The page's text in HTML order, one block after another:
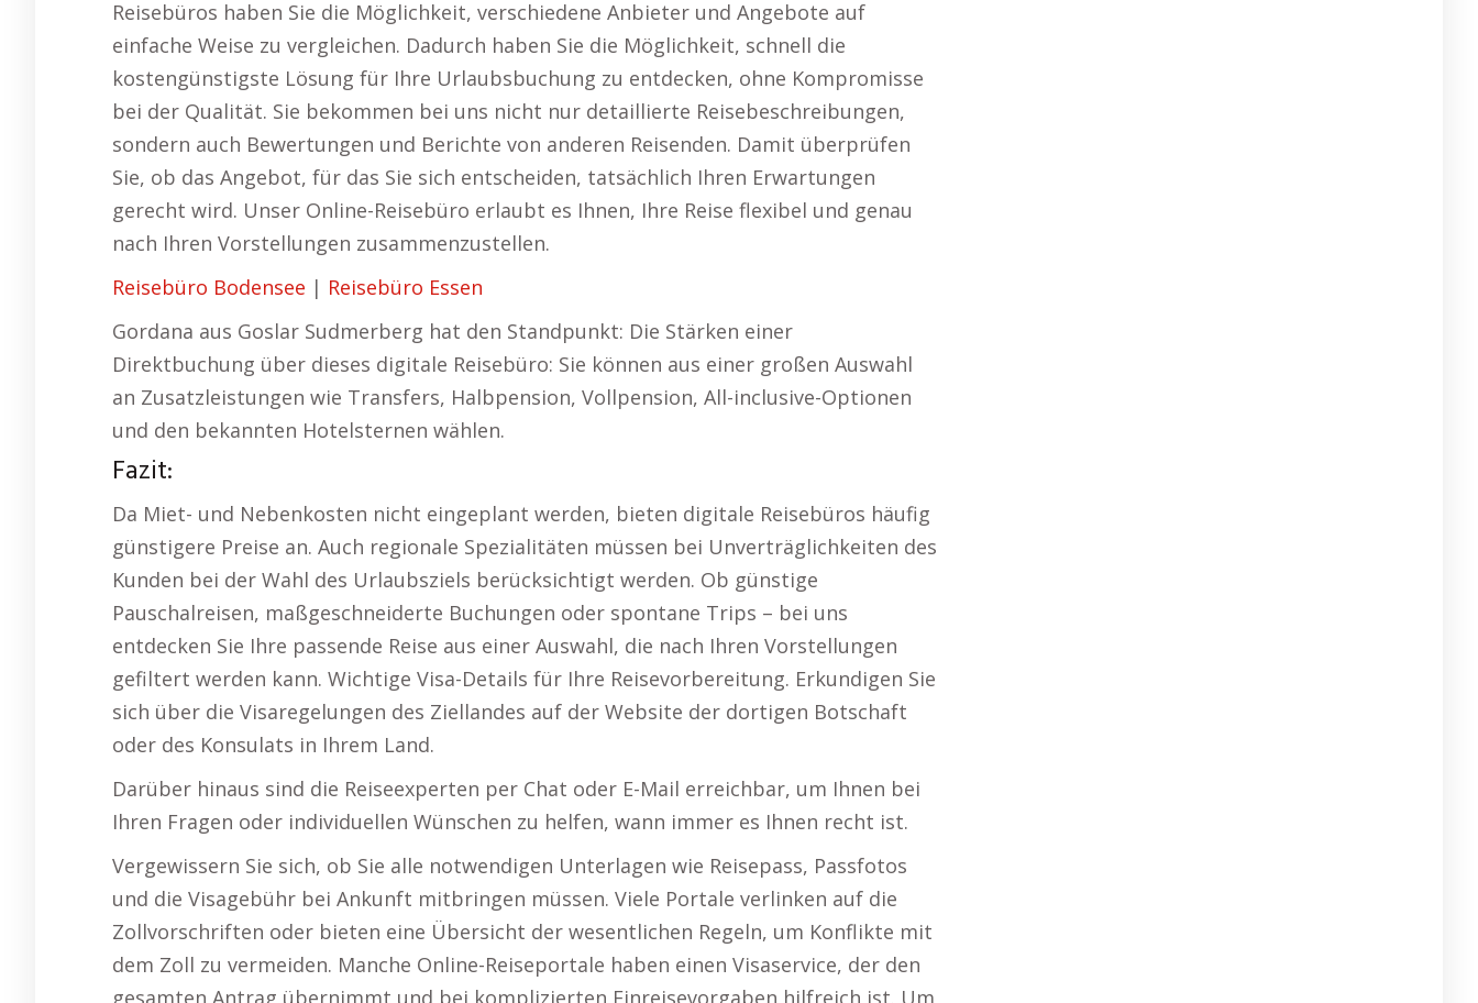
Reisebüros haben Sie die Möglichkeit, verschiedene Anbieter und Angebote auf
einfache Weise zu vergleichen. Dadurch haben Sie die Möglichkeit, schnell die
kostengünstigste Lösung für Ihre Urlaubsbuchung zu entdecken, ohne Kompromisse
bei der Qualität. Sie bekommen bei uns nicht nur detaillierte Reisebeschreibungen,
sondern auch Bewertungen und Berichte von anderen Reisenden. Damit überprüfen
Sie, ob das Angebot, für das Sie sich entscheiden, tatsächlich Ihren Erwartungen
gerecht wird. Unser Online-Reisebüro erlaubt es Ihnen, Ihre Reise flexibel und genau
nach Ihren Vorstellungen zusammenzustellen.
Reisebüro Bodensee | Reisebüro Essen
Gordana aus Goslar Sudmerberg hat den Standpunkt: Die Stärken einer
Direktbuchung über dieses digitale Reisebüro: Sie können aus einer großen Auswahl
an Zusatzleistungen wie Transfers, Halbpension, Vollpension, All-inclusive-Optionen
und den bekannten Hotelsternen wählen.
Fazit:
Da Miet- und Nebenkosten nicht eingeplant werden, bieten digitale Reisebüros häufig
günstigere Preise an. Auch regionale Spezialitäten müssen bei Unverträglichkeiten des
Kunden bei der Wahl des Urlaubsziels berücksichtigt werden. Ob günstige
Pauschalreisen, maßgeschneiderte Buchungen oder spontane Trips – bei uns
entdecken Sie Ihre passende Reise aus einer Auswahl, die nach Ihren Vorstellungen
gefiltert werden kann. Wichtige Visa-Details für Ihre Reisevorbereitung. Erkundigen Sie
sich über die Visaregelungen des Ziellandes auf der Website der dortigen Botschaft
oder des Konsulats in Ihrem Land.
Darüber hinaus sind die Reiseexperten per Chat oder E-Mail erreichbar, um Ihnen bei
Ihren Fragen oder individuellen Wünschen zu helfen, wann immer es Ihnen recht ist.
Vergewissern Sie sich, ob Sie alle notwendigen Unterlagen wie Reisepass, Passfotos
und die Visagebühr bei Ankunft mitbringen müssen. Viele Portale verlinken auf die
Zollvorschriften oder bieten eine Übersicht der wesentlichen Regeln, um Konflikte mit
dem Zoll zu vermeiden. Manche Online-Reiseportale haben einen Visaservice, der den
gesamten Antrag übernimmt und bei komplizierten Einreisevorgaben hilfreich ist. Um